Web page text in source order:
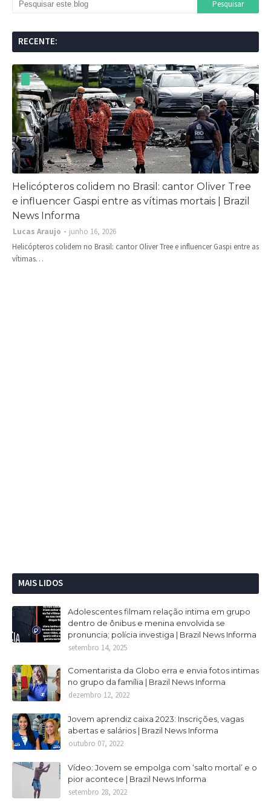
RECENTE:
Helicópteros colidem no Brasil: cantor Oliver Tree
e influencer Gaspi entre as vítimas mortais | Brazil
News Informa
Lucas Araujo
junho 16, 2026
Helicópteros colidem no Brasil: cantor Oliver Tree e influencer Gaspi entre as
vítimas…
MAIS LIDOS
Adolescentes filmam relação intima em grupo
dentro de ônibus e menina envolvida se
pronuncia; polícia investiga | Brazil News Informa
setembro 14, 2025
Comentarista da Globo erra e envia fotos intimas
no grupo da família | Brazil News Informa
dezembro 12, 2022
Jovem aprendiz caixa 2023: Inscrições, vagas
abertas e salários | Brazil News Informa
outubro 07, 2022
Vídeo: Jovem se empolga com ‘salto mortal’ e o
pior acontece | Brazil News Informa
setembro 28, 2022